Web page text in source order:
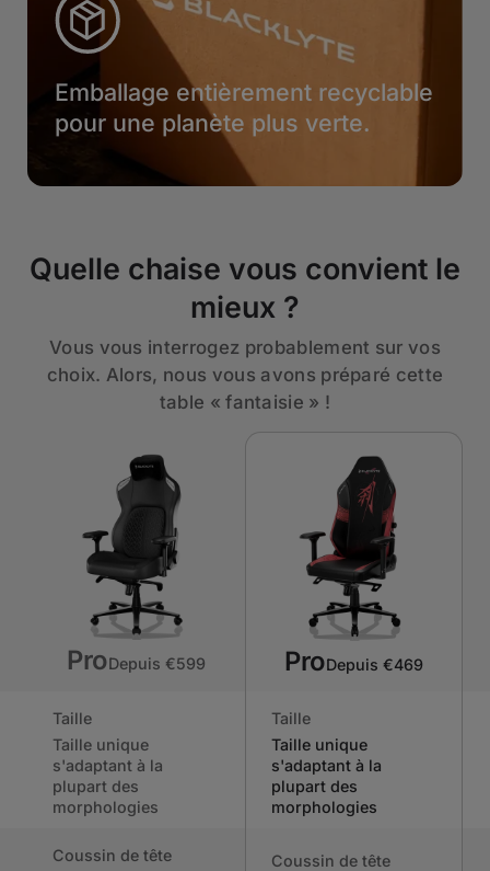
Emballage entièrement recyclable
pour une planète plus verte.
Quelle chaise vous convient le
mieux ?
Vous vous interrogez probablement sur vos
choix. Alors, nous vous avons préparé cette
table « fantaisie » !
ProDepuis €599 ProDepuis €469
Taille
Taille unique
s'adaptant à la
plupart des
morphologies
Taille
Taille unique
s'adaptant à la
plupart des
morphologies
Coussin de tête
Coussin de tête